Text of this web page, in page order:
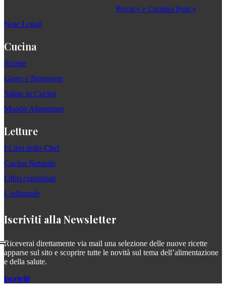
Privacy e Cookies Policy
Note Legali
Cucina
Ricette
Gusto e Benessere
Salute in Cucina
Mondo Alimentare
Letture
I Libri dello Chef
Cucina Naturale
I libri consigliati
L'editoriale
Iscriviti alla Newsletter
Riceverai direttamente via mail una selezione delle nuove ricette
apparse sul sito e scoprire tutte le novità sul tema dell’alimentazione
e della salute.
Iscriviti